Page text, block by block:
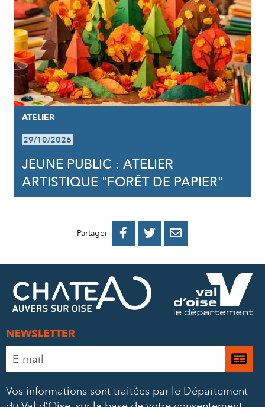
ATELIER
29/10/2026
JEUNE PUBLIC : ATELIER
ARTISTIQUE "FORÊT DE PAPIER"
Partager 
PARTAGER
FACEBOOK
PARTAGER
PARTAGER
MAIL
NEWSLETTER
Adresse
e-
*
Je
à
Vos informations sont traitées par le Département